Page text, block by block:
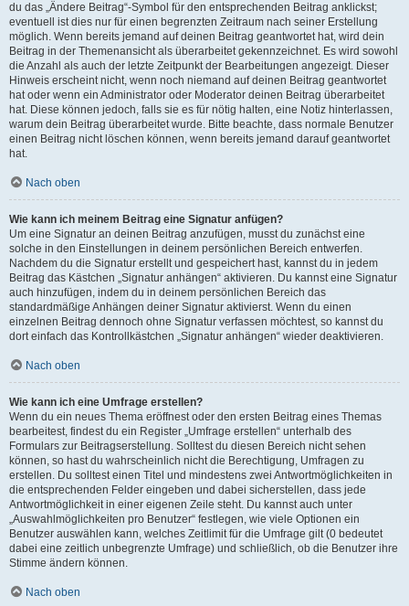
du das „Ändere Beitrag“-Symbol für den entsprechenden Beitrag anklickst;
eventuell ist dies nur für einen begrenzten Zeitraum nach seiner Erstellung
möglich. Wenn bereits jemand auf deinen Beitrag geantwortet hat, wird dein
Beitrag in der Themenansicht als überarbeitet gekennzeichnet. Es wird sowohl
die Anzahl als auch der letzte Zeitpunkt der Bearbeitungen angezeigt. Dieser
Hinweis erscheint nicht, wenn noch niemand auf deinen Beitrag geantwortet
hat oder wenn ein Administrator oder Moderator deinen Beitrag überarbeitet
hat. Diese können jedoch, falls sie es für nötig halten, eine Notiz hinterlassen,
warum dein Beitrag überarbeitet wurde. Bitte beachte, dass normale Benutzer
einen Beitrag nicht löschen können, wenn bereits jemand darauf geantwortet
hat.
Nach oben
Wie kann ich meinem Beitrag eine Signatur anfügen?
Um eine Signatur an deinen Beitrag anzufügen, musst du zunächst eine
solche in den Einstellungen in deinem persönlichen Bereich entwerfen.
Nachdem du die Signatur erstellt und gespeichert hast, kannst du in jedem
Beitrag das Kästchen „Signatur anhängen“ aktivieren. Du kannst eine Signatur
auch hinzufügen, indem du in deinem persönlichen Bereich das
standardmäßige Anhängen deiner Signatur aktivierst. Wenn du einen
einzelnen Beitrag dennoch ohne Signatur verfassen möchtest, so kannst du
dort einfach das Kontrollkästchen „Signatur anhängen“ wieder deaktivieren.
Nach oben
Wie kann ich eine Umfrage erstellen?
Wenn du ein neues Thema eröffnest oder den ersten Beitrag eines Themas
bearbeitest, findest du ein Register „Umfrage erstellen“ unterhalb des
Formulars zur Beitragserstellung. Solltest du diesen Bereich nicht sehen
können, so hast du wahrscheinlich nicht die Berechtigung, Umfragen zu
erstellen. Du solltest einen Titel und mindestens zwei Antwortmöglichkeiten in
die entsprechenden Felder eingeben und dabei sicherstellen, dass jede
Antwortmöglichkeit in einer eigenen Zeile steht. Du kannst auch unter
„Auswahlmöglichkeiten pro Benutzer“ festlegen, wie viele Optionen ein
Benutzer auswählen kann, welches Zeitlimit für die Umfrage gilt (0 bedeutet
dabei eine zeitlich unbegrenzte Umfrage) und schließlich, ob die Benutzer ihre
Stimme ändern können.
Nach oben